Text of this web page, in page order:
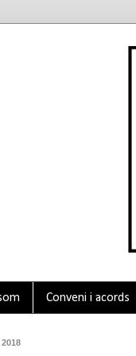
Conveni i acords